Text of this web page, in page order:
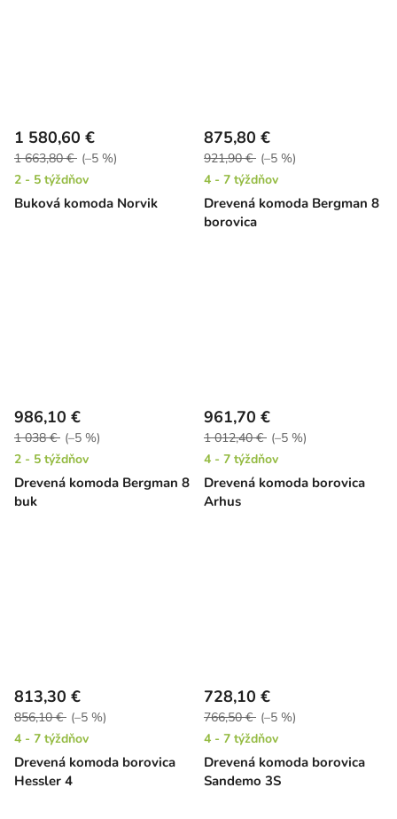
Buková komoda Norvik
1 580,60 €
1 663,80 € (–5 %)
2 - 5 týždňov
Drevená komoda Bergman 8
borovica
875,80 €
921,90 € (–5 %)
4 - 7 týždňov
Drevená komoda Bergman 8
buk
986,10 €
1 038 € (–5 %)
2 - 5 týždňov
Drevená komoda borovica
Arhus
961,70 €
1 012,40 € (–5 %)
4 - 7 týždňov
Drevená komoda borovica
Hessler 4
813,30 €
856,10 € (–5 %)
4 - 7 týždňov
Drevená komoda borovica
Sandemo 3S
728,10 €
766,50 € (–5 %)
4 - 7 týždňov